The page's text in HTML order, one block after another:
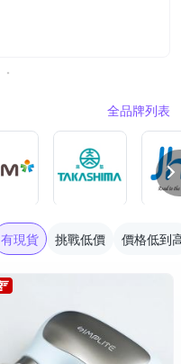
全品牌列表
有現貨 挑戰低價 價格低到